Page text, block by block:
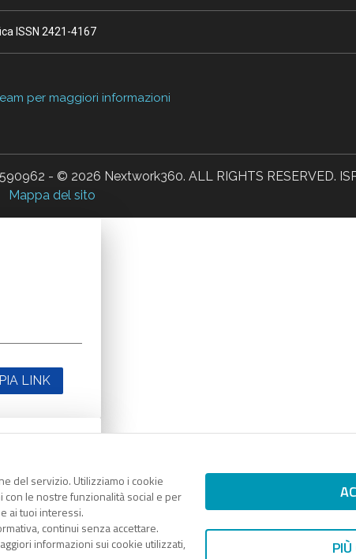
del servizio. Utilizziamo i cookie
le nostre funzionalità social e per
ai tuoi interessi.
continui senza accettare.
informazioni sui cookie utilizzati,
ISSN 2421-4167
per maggiori informazioni
- © 2026 Nextwork360. ALL RIGHTS RESERVED.
Mappa del sito
LINK